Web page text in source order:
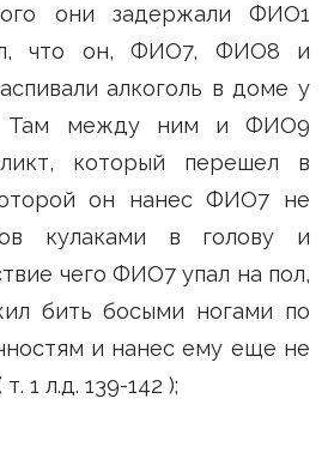
они задержали ФИО1
что он, ФИО7, ФИО8 и
алкоголь в доме у
Там между ним и ФИО9
который перешел в
он нанес ФИО7 не
кулаками в голову и
чего ФИО7 упал на пол,
бить босыми ногами по
и нанес ему еще не
1 л.д. 139-142 );